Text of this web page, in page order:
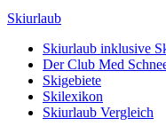
Skiurlaub
Skiurlaub inklusive
Der Club Med
Skigebiete
Skilexikon
Skiurlaub Vergleich